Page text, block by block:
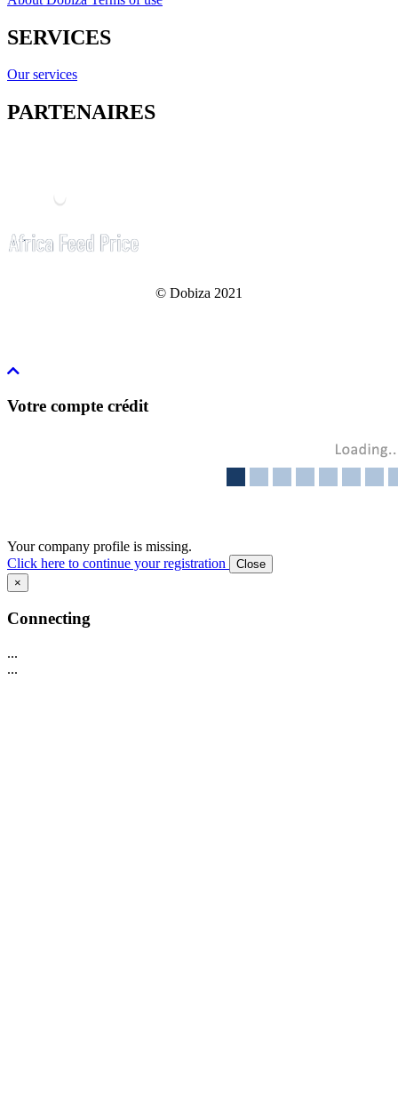
SERVICES
Our services
PARTENAIRES
© Dobiza 2021
Votre compte crédit
Your company profile is missing.
Click here to continue your registration
Close
×
Connecting
...
...